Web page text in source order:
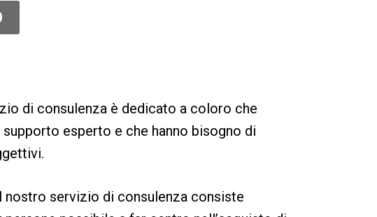
di consulenza è dedicato a coloro che
supporto esperto e che hanno bisogno di
nostro servizio di consulenza consiste